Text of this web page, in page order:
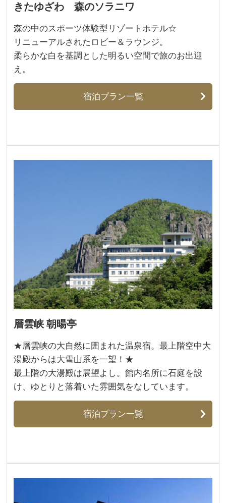
きたゆざわ 森のソラニワ
森の中のスポーツ体験型リゾートホテル☆
リニューアルされたロビー＆ラウンジ。
柔らかな白を基調とした明るい空間で旅のお出迎
え。
宿泊プラン一覧
層雲峡 朝暘亭
​★層雲峡の大自然に囲まれた温泉宿。最上階空中大
湯殿からは大雪山系を一望！★
最上階の大湯殿は展望よし。館内名所に石庭を設
け、ゆとりと落着いた雰囲気をなしています。 ​
宿泊プラン一覧